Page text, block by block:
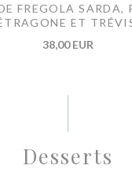
FREGOLA SARDA,
ET
38,00 EUR
Desserts